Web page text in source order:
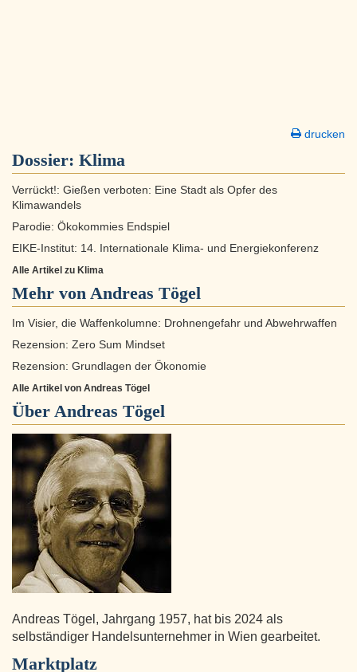
drucken
Dossier: Klima
Verrückt!: Gießen verboten: Eine Stadt als Opfer des
Klimawandels
Parodie: Ökokommies Endspiel
EIKE-Institut: 14. Internationale Klima- und Energiekonferenz
Alle Artikel zu Klima
Mehr von Andreas Tögel
Im Visier, die Waffenkolumne: Drohnengefahr und Abwehrwaffen
Rezension: Zero Sum Mindset
Rezension: Grundlagen der Ökonomie
Alle Artikel von Andreas Tögel
Über Andreas Tögel
Andreas Tögel, Jahrgang 1957, hat bis 2024 als
selbständiger Handelsunternehmer in Wien gearbeitet.
Marktplatz